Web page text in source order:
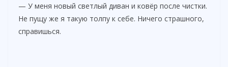
— У меня новый светлый диван и ковёр после чистки.
Не пущу же я такую толпу к себе. Ничего страшного,
справишься.